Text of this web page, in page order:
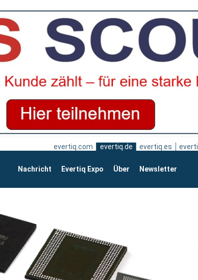
evertiq.com evertiq.de evertiq.es
Nachricht Evertiq Expo Über Newsletter